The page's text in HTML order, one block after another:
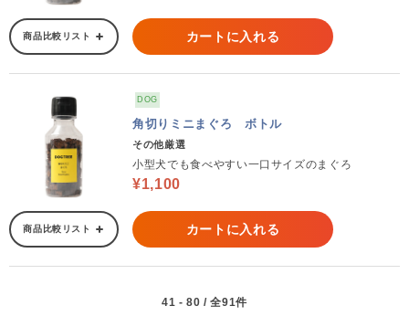
商品比較リスト カートに入れる
DOG
角切りミニまぐろ ボトル
その他厳選
小型犬でも食べやすい一口サイズのまぐろ
¥1,100
商品比較リスト カートに入れる
41 - 80 / 全91件